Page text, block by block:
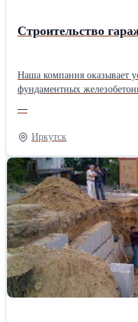
Строительство
Наша компания оказывает
фундаментных железобетонных
изделий и имеем
любых размеров. Наши
монтажу блоков, а также
в данной сфере позволяет
в короткие
—
Иркутск